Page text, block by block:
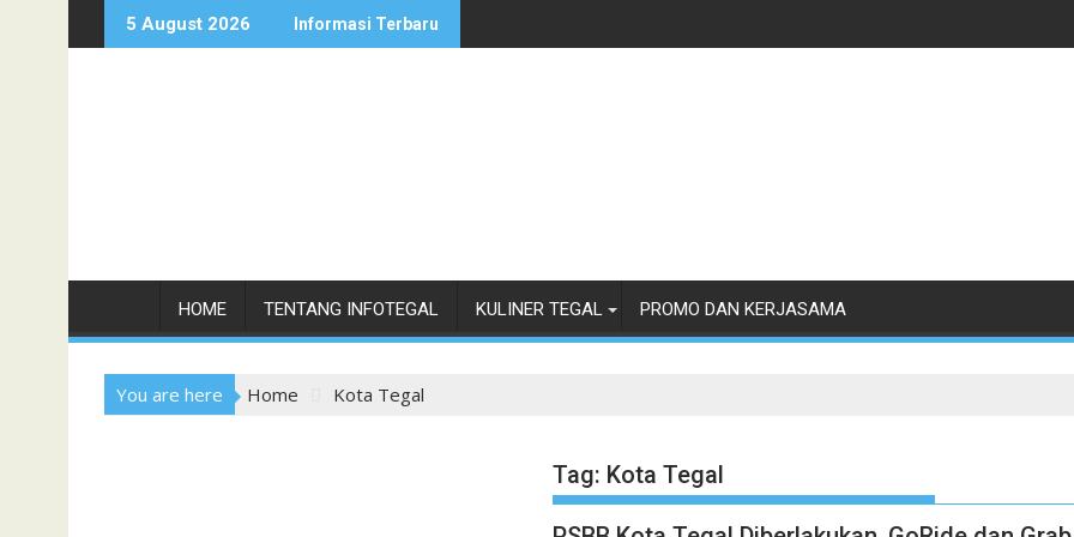
to
5 August 2026 Informasi Terbaru
HOME TENTANG INFOTEGAL KULINER TEGAL PROMO DAN KERJASAMA
You are here Home Kota Tegal
Tag: Kota Tegal